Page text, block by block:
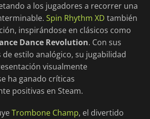
a los jugadores a recorrer una
Spin Rhythm XD también
inspirándose en clásicos como
Dance Revolution. Con sus
estilo analógico, su jugabilidad
visualmente
ha ganado críticas
positivas en Steam.
Trombone Champ, el divertido